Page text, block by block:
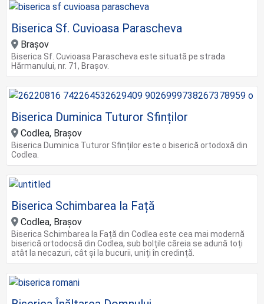
Biserica Sf. Cuvioasa Parascheva
Brașov
Biserica Sf. Cuvioasa Parascheva este situată pe strada
Hărmanului, nr. 71, Brașov.
Biserica Duminica Tuturor Sfinților
Codlea, Brașov
Biserica Duminica Tuturor Sfinților este o biserică ortodoxă din
Codlea.
Biserica Schimbarea la Față
Codlea, Brașov
Biserica Schimbarea la Față din Codlea este cea mai modernă
biserică ortodocsă din Codlea, sub bolțile căreia se adună toți
atât la necazuri, cât și la bucurii, uniți în credință.